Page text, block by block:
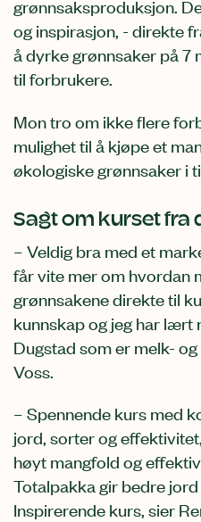
grønnsaksproduksjon.
og inspirasjon, - direkte
å dyrke grønnsaker på 7
til forbrukere.
Mon tro om ikke flere
mulighet til å kjøpe et
økologiske grønnsaker i
Sagt om kurset fra
– Veldig bra med et
får vite mer om hvordan
grønnsakene direkte til
kunnskap og jeg har lært
Dugstad som er melk-
Voss.
– Spennende kurs med
jord, sorter og
høyt mangfold og
Totalpakka gir bedre
Inspirerende kurs, sier